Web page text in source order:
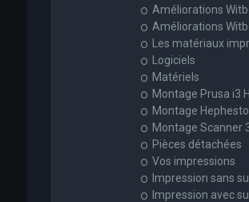
Améliorations
Améliorations
Les matériaux
Logiciels
Matériels
Montage Prusa i3
Montage
Montage Scanner
Pièces détachées
Vos impressions
Impression sans
Impression avec